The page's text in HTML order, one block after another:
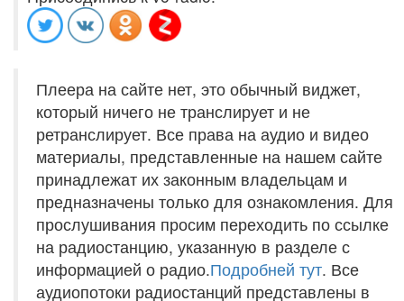
Плеера на сайте нет, это обычный виджет,
который ничего не транслирует и не
ретранслирует. Все права на аудио и видео
материалы, представленные на нашем сайте
принадлежат их законным владельцам и
предназначены только для ознакомления. Для
прослушивания просим переходить по ссылке
на радиостанцию, указанную в разделе с
информацией о радио.Подробней тут. Все
аудиопотоки радиостанций представлены в